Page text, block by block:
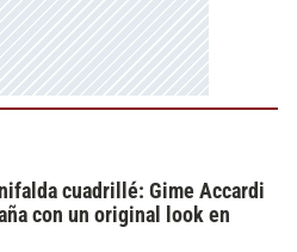
cuadrillé: Gime Accardi
con un original look en